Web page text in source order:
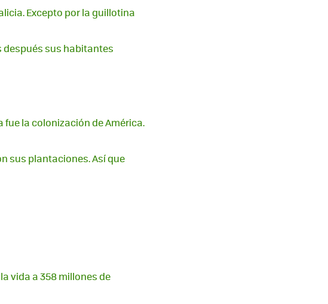
Excepto por la guillotina
después sus habitantes
la colonización de América.
sus plantaciones. Así que
vida a 358 millones de